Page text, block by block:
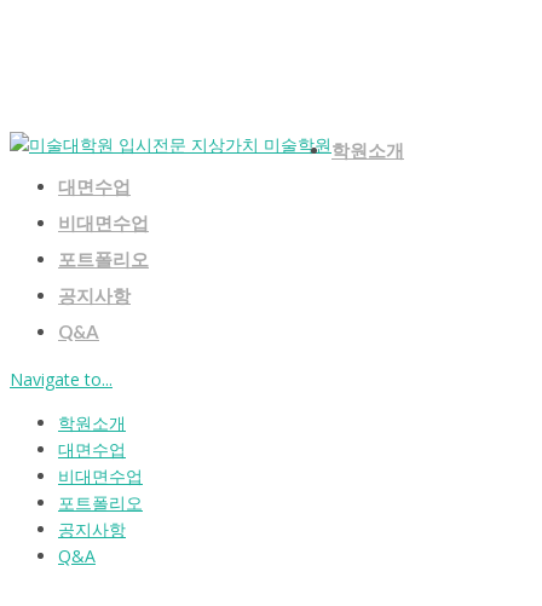
학원소개
대면수업
비대면수업
포트폴리오
공지사항
Q&A
Navigate to...
학원소개
대면수업
비대면수업
포트폴리오
공지사항
Q&A